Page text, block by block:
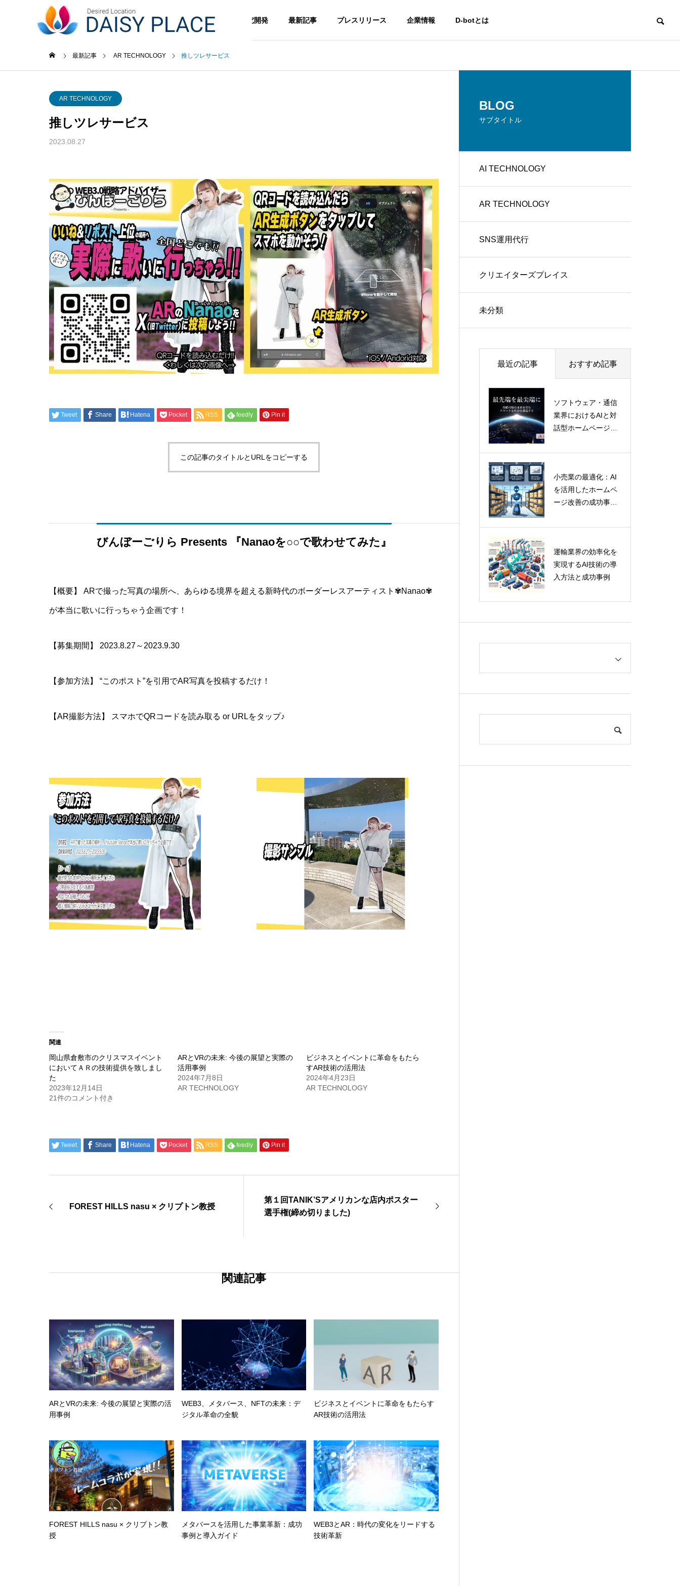
事業内容 研究開発 最新記事 プレスリリース 企業情報 D-botとは
web3.0
web3.0サ
ービス
AI TECH
NOLOGY
AIツール開
発
DAISY FA
RM
デイジーフ
ァーム
ration ag
ency
SNS運用代
行
BUSINES
S DEVEL
E
最新記事
News Release
ソフトウェア・通信業界にお
けるAIと対話型ホームページ
の未来
小売業の最適化：AIを活用し
たホームページ改善の成功事
例と専門家の洞察
運輸業界の効率化を実現するA
I技術の導入方法と成功事例
会社概要
アクセス
最新記事 AR TECHNOLOGY 推しツレサービス
AR TECHNOLOGY
推しツレサービス
2023.08.27
Tweet Share Hatena Pocket RSS feedly Pin it
この記事のタイトルとURLをコピーする
びんぼーごりら Presents 『Nanaoを○○で歌わせてみた』
【概要】 ARで撮った写真の場所へ、あらゆる境界を超える新時代のボーダーレスアーティスト✾Nanao✾
が本当に歌いに行っちゃう企画です！
【募集期間】 2023.8.27～2023.9.30
【参加方法】 “このポスト”を引用でAR写真を投稿するだけ！
【AR撮影方法】 スマホでQRコードを読み取る or URLをタップ♪
関連
岡山県倉敷市のクリスマスイベント
においてＡＲの技術提供を致しまし
た
2023年12月14日
21件のコメント付き
ARとVRの未来: 今後の展望と実際の
活用事例
2024年7月8日
AR TECHNOLOGY
ビジネスとイベントに革命をもたら
すAR技術の活用法
2024年4月23日
AR TECHNOLOGY
Tweet Share Hatena Pocket RSS feedly Pin it
FOREST HILLS nasu × クリプトン教授
第１回TANIK’Sアメリカンな店内ポスター
選手権(締め切りました)
関連記事
ARとVRの未来: 今後の展望と実際の活
用事例
WEB3、メタバース、NFTの未来：デ
ジタル革命の全貌
ビジネスとイベントに革命をもたらす
AR技術の活用法
FOREST HILLS nasu × クリプトン教
授
メタバースを活用した事業革新：成功
事例と導入ガイド
WEB3とAR：時代の変化をリードする
技術革新
BLOG
サブタイトル
AI TECHNOLOGY
AR TECHNOLOGY
SNS運用代行
クリエイターズプレイス
未分類
最近の記事 おすすめ記事
ソフトウェア・通信
業界におけるAIと対
話型ホームページの
小売業の最適化：AI
を活用したホームペ
ージ改善の成功事例
運輸業界の効率化を
実現するAI技術の導
入方法と成功事例
推しツレサービス